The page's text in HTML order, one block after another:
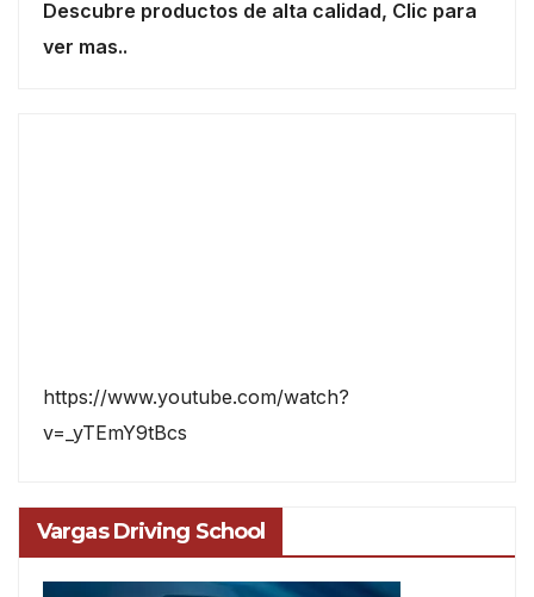
Descubre productos de alta calidad, Clic para
ver mas..
https://www.youtube.com/watch?
v=_yTEmY9tBcs
Vargas Driving School